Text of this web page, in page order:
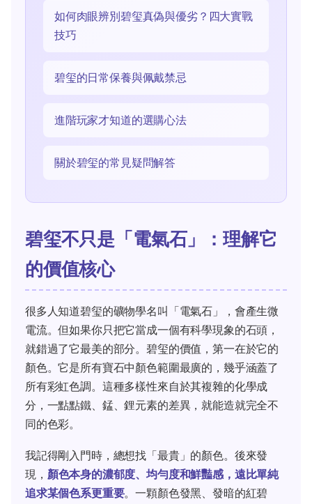
如何肉眼辨別碧玺真偽與優劣？四大實戰
技巧
碧玺的日常保養與佩戴禁忌
進階玩家才知道的選購心法
關於碧玺的常見疑問解答
碧玺不只是「電氣石」：理解它
的價值核心
很多人知道碧玺的礦物學名叫「電氣石」，會產生微
電流。但如果你只把它當成一個有科學現象的石頭，
就錯過了它最美的部分。碧玺的價值，第一在於它的
顏色。它是所有寶石中顏色範圍最廣的，幾乎涵蓋了
所有彩虹色調。這種多樣性來自於其複雜的化學成
分，一點點鐵、錳、鋰元素的差異，就能造就完全不
同的色彩。
我記得剛入門時，總想找「最貴」的顏色。後來發
現， 顏色本身的濃郁度、均勻度和鮮豔感，遠比單純
追求某個色系更重要。一顆顏色發黑、發暗的紅碧